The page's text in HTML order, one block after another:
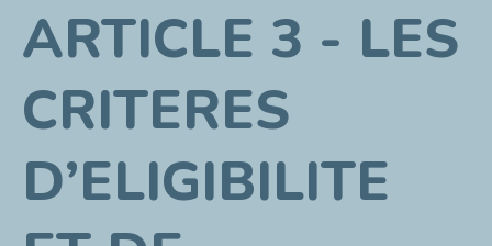
ARTICLE 3 - LES
CRITERES
D’ELIGIBILITE